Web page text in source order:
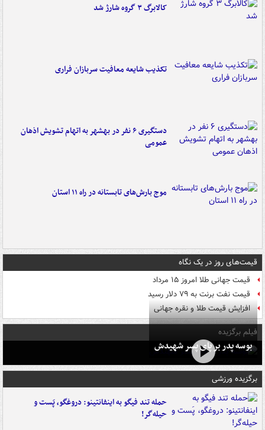
کالابرگ ۳ گروه شارژ شد
تکذیب شایعه معافیت سربازان فراری
دستگیری ۶ نفر در بهشهر به اتهام تشویش اذهان
عمومی
موج بارش‌های تابستانه در راه ۱۱ استان
قیمت‌های روز در یک نگاه
قیمت جهانی طلا امروز ۱۵ مرداد
قیمت نفت برنت به ۷۹ دلار رسید
افزایش قیمت طلا و نقره جهانی
فیلم برگزیده
بوسه‌ پدر بر پای پسر شهیدش
برگزیده ورزشی
حمله تند فیگو به اینفانتینو: دروغگو، پَست‌ و
حیله‌گر!